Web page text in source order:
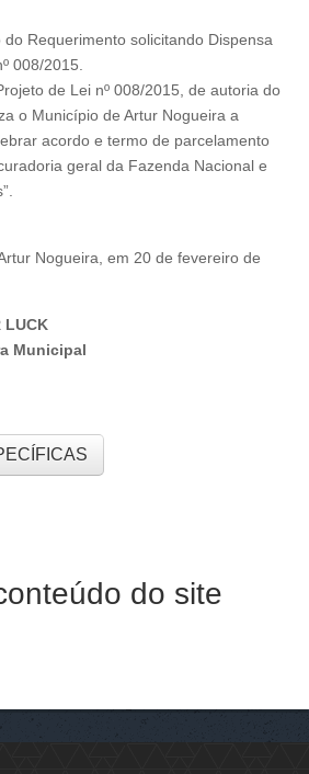
Requerimento solicitando Dispensa
008/2015.
de Lei nº 008/2015, de autoria do
o Município de Artur Nogueira a
acordo e termo de parcelamento
geral da Fazenda Nacional e
Nogueira, em 20 de fevereiro de
LUCK
Municipal
do site